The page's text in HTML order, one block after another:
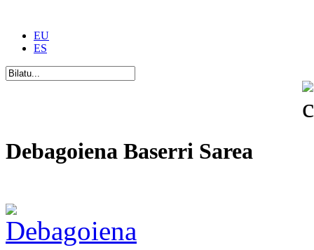
EU
ES
Debagoiena Baserri Sarea